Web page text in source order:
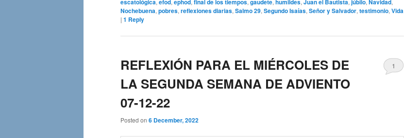
escatológica, efod, ephod, final de los tiempos, gaudete, humildes, Juan el Bautista, júbilo, Navidad,
Nochebuena, pobres, reflexiones diarias, Salmo 29, Segundo Isaías, Señor y Salvador, testimonio, Vida
| 1 Reply
REFLEXIÓN PARA EL MIÉRCOLES DE
LA SEGUNDA SEMANA DE ADVIENTO
07-12-22
Posted on 6 December, 2022
1